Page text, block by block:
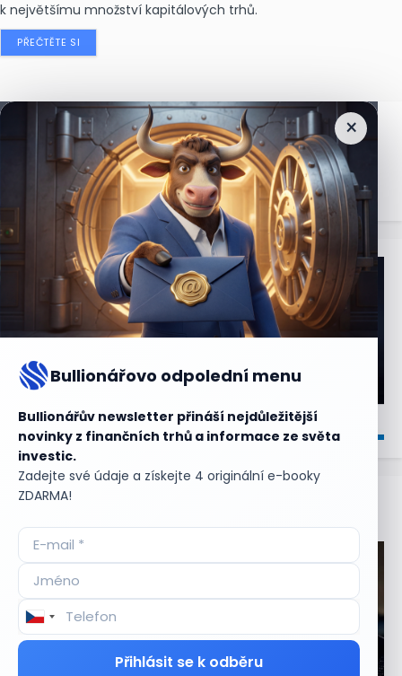
k největšímu množství kapitálových trhů.
PŘEČTĚTE SI
×
Bullionářovo odpolední menu
Bullionářův newsletter přináší nejdůležitější
novinky z finančních trhů a informace ze světa
investic.
Zadejte své údaje a získejte 4 originální e-booky
ZDARMA!
Přihlásit se k odběru
Nejčtenějšízprávy
Aktuální